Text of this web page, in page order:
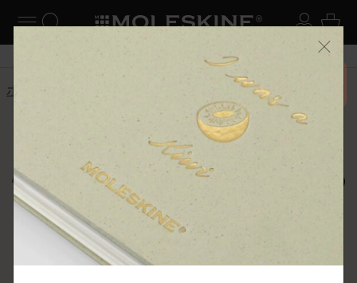
ナビゲーションの切替 ログ
検索 (キーワードなど) カ
6,500円以上のご購入で送料無料 メニ
ーを閉じる
ホーム
Moleskine Notebooks,
Journals and Cahiers
種類豊富なノートブックの中から、あなた
の才能を解き放つ1冊を。